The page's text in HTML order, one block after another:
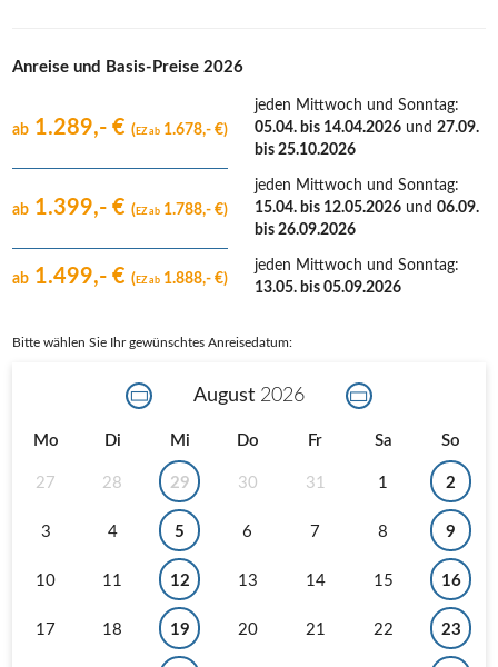
Anreise und Basis-Preise 2026
ab 1.289,- € (EZ ab 1.678,- €)
jeden Mittwoch und Sonntag:
05.04. bis 14.04.2026 und27.09.
bis 25.10.2026
ab 1.399,- € (EZ ab 1.788,- €)
jeden Mittwoch und Sonntag:
15.04. bis 12.05.2026 und06.09.
bis 26.09.2026
ab 1.499,- € (EZ ab 1.888,- €)
jeden Mittwoch und Sonntag:
13.05. bis 05.09.2026
Bitte wählen Sie Ihr gewünschtes Anreisedatum:
August 2026
Mo Di Mi Do Fr Sa So
27 28 29 30 31 1 2
3 4 5 6 7 8 9
10 11 12 13 14 15 16
17 18 19 20 21 22 23